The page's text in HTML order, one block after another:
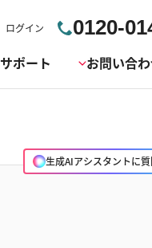
ログイン 0120-
サポート お問い合
生成AIアシスタントに